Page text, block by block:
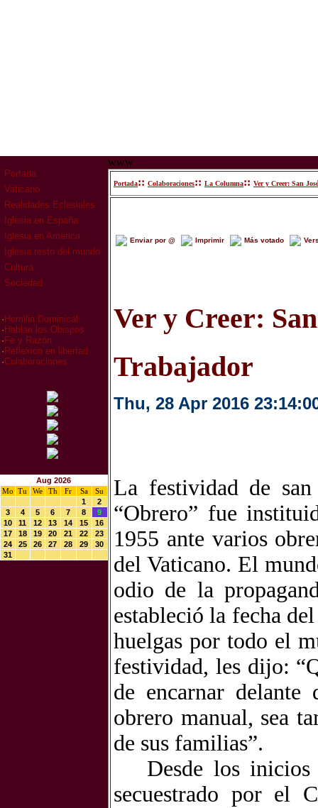
Portada
Vaticano
Realidades Eclesiales
Iglesia en España
Iglesia en América
Iglesia resto del mundo
Cultura
Sociedad
· Homilia Dominical
· Hablan los Obispos
· Fe y Razón
· Reflexion en libertad
·Colaboraciones
Aug 2026
Mo
Tu We Th Fr Sa
Su
1
2
3
4 5 6 7 8
9
10
11 12 13 14 15
16
17
18 19 20 21 22
23
24
25 26 27 28 29
30
31
www
Portada:: Colaboraciones:: La Columna:: Ver y Creer: San
Enviar por @ Imprimir Más votado
Ver y Creer:
Trabajador
Thu, 28 Apr 2016
La festividad de san
“Obrero” fue
1955 ante varios
del Vaticano. El
odio de la
estableció la fecha
huelgas por todo el
festividad, les dijo:
de encarnar
obrero manual, sea
de sus familias”.
Desde los
secuestrado por el